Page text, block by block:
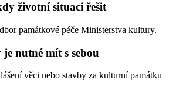
životní situaci řešit
památkové péče Ministerstva kultury.
nutné mít s sebou
věci nebo stavby za kulturní památku